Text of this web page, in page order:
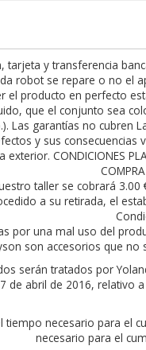
y transferencia
robot se repare o no el
el producto en perfecto
que el conjunto sea
Las garantías no cubren
y sus
CONDICIONES
taller se cobrará
a su retirada, el
por una mal uso del
son accesorios que no
serán tratados por
de abril de 2016, relativo
tiempo necesario para el
necesario para el